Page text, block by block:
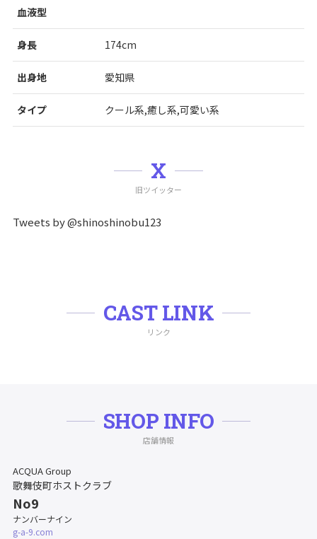
血液型
身長 174cm
出身地 愛知県
タイプ クール系,癒し系,可愛い系
X
旧ツイッター
Tweets by @shinoshinobu123
CAST LINK
リンク
SHOP INFO
店舗情報
ACQUA Group
歌舞伎町ホストクラブ
No9
ナンバーナイン
g-a-9.com